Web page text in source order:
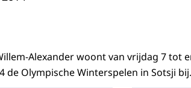
Alexander woont van vrijdag 7 tot
de Olympische Winterspelen in Sotsji bij.